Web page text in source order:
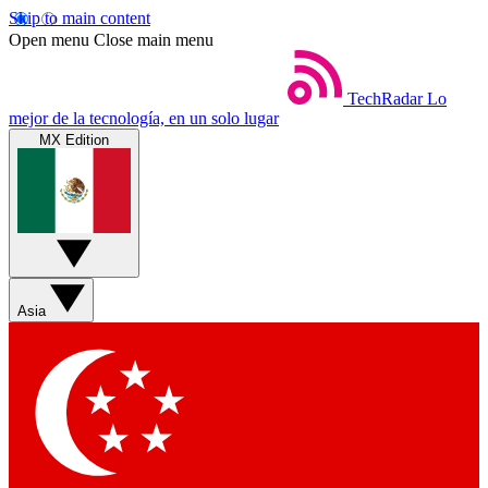
Skip to main content
Open menu Close main menu
TechRadar Lo
mejor de la tecnología, en un solo lugar
MX Edition
Asia